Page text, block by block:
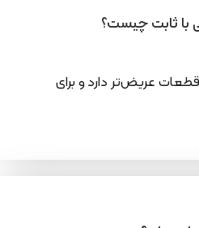
عریض‌تر دارد و برای